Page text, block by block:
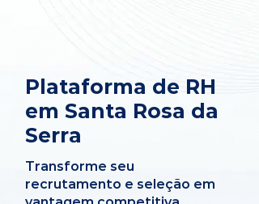
Plataforma de RH
em Santa Rosa da
Serra
Transforme seu
recrutamento e seleção em